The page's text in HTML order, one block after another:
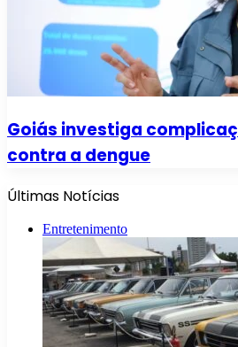
Goiás investiga
contra a dengue
Últimas Notícias
Entretenimento